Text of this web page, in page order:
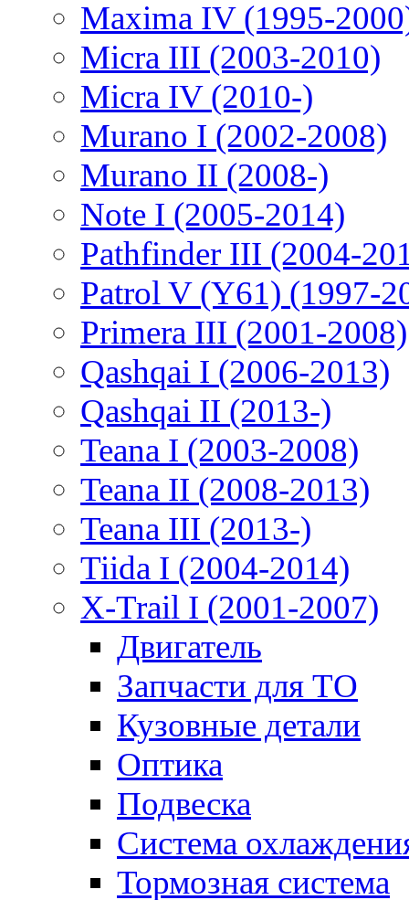
Maxima IV (1995-
Micra III (2003-2010)
Micra IV (2010-)
Murano I (2002-2008)
Murano II (2008-)
Note I (2005-2014)
Pathfinder III (2004-
Patrol V (Y61) (1997-
Primera III (2001-2008)
Qashqai I (2006-2013)
Qashqai II (2013-)
Teana I (2003-2008)
Teana II (2008-2013)
Teana III (2013-)
Tiida I (2004-2014)
X-Trail I (2001-2007)
Двигатель
Запчасти для ТО
Кузовные детали
Оптика
Подвеска
Система
Тормозная система